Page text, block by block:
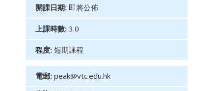
開課日期: 即將公佈
上課時數: 3.0
程度: 短期課程
電郵: peak@vtc.edu.hk